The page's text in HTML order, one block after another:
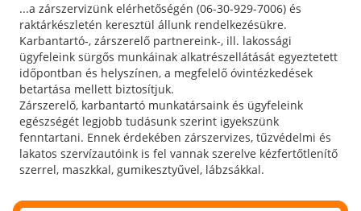
...a zárszervizünk elérhetőségén (06-30-929-7006) és
raktárkészletén keresztül állunk rendelkezésükre.
Karbantartó-, zárszerelő partnereink-, ill. lakossági
ügyfeleink sürgős munkáinak alkatrészellátását egyeztetett
időpontban és helyszínen, a megfelelő óvintézkedések
betartása mellett biztosítjuk.
Zárszerelő, karbantartó munkatársaink és ügyfeleink
egészségét legjobb tudásunk szerint igyekszünk
fenntartani. Ennek érdekében zárszervizes, tűzvédelmi és
lakatos szervízautóink is fel vannak szerelve kézfertőtlenítő
szerrel, maszkkal, gumikesztyűvel, lábzsákkal.